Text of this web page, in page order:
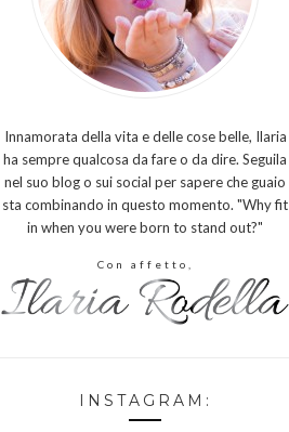
Innamorata della vita e delle cose belle, Ilaria
ha sempre qualcosa da fare o da dire. Seguila
nel suo blog o sui social per sapere che guaio
sta combinando in questo momento. "Why fit
in when you were born to stand out?"
Con affetto,
INSTAGRAM: